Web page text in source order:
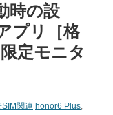
時の設
プリ［格
定モニタ
SIM関連 honor6 Plus,